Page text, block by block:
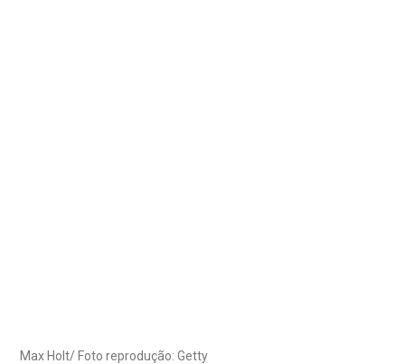
Max Holt/ Foto reprodução: Getty